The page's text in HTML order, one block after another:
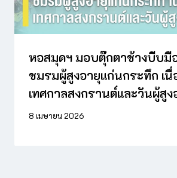
หอสมุดฯ มอบตุ๊กตาช้างบีบมื
ชมรมผู้สูงอายุแก่นกระทึก เนื่
เทศกาลสงกรานต์และวันผู้สู
8 เมษายน 2026